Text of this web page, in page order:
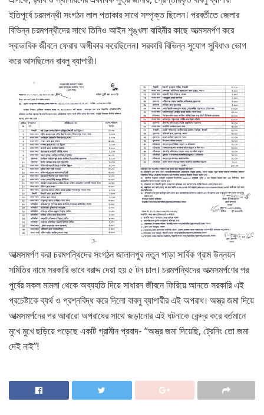
ইতিপূর্বে চরমপন্থী সংগঠন লাল পতাকার সাথে সম্পৃক্ত ছিলেন। পরবর্তীতে জেলার
বিভিন্ন চরমপন্থীদের সাথে তিনিও আইন শৃঙ্খলা বাহিনীর কাছে আত্মসমর্পণ করে
স্বাভাবিক জীবনে ফেরার অঙ্গীকার করেছিলেন। সরকারি বিভিন্ন সুযোগ সুবিধাও ভোগ
করে আসছিলেন বাবলু ব্যাপারী।
আত্মসমর্পণ করা চরমপন্থিদের সংগঠন জালালপুর নতুন পাড়া সার্বিক গ্রাম উন্নয়ন
সমিতির নামে সরকারি ভাবে বরাদ্দ দেয়া হয় ৫ টন চাল। চরমপন্থিদের আত্মসমর্পণের পর
পুর্বের সকল মামলা থেকে অব্যহতি দিয়ে সাধারন জীবনে ফিরিয়ে আনতে সরকারি এই
প্রচেষ্টাকে ব্যর্থ ও প্রশ্নবিদ্ধ করে দিলো বাবলু ব্যাপারীর এই অপরাধ। অস্ত্র জমা দিয়ে
আত্মসমর্পনের পর আবারো অপরাধের সাথে জড়ানোর এই ঘটনাকে কেন্দ্র করে বর্তমানে
মুখে মুখে ছড়িয়ে পড়েছে একটি গ্রামীন প্রবাদ- “অস্ত্র জমা দিয়েছি, ট্রেনিং তো জমা
দেই নাই”!